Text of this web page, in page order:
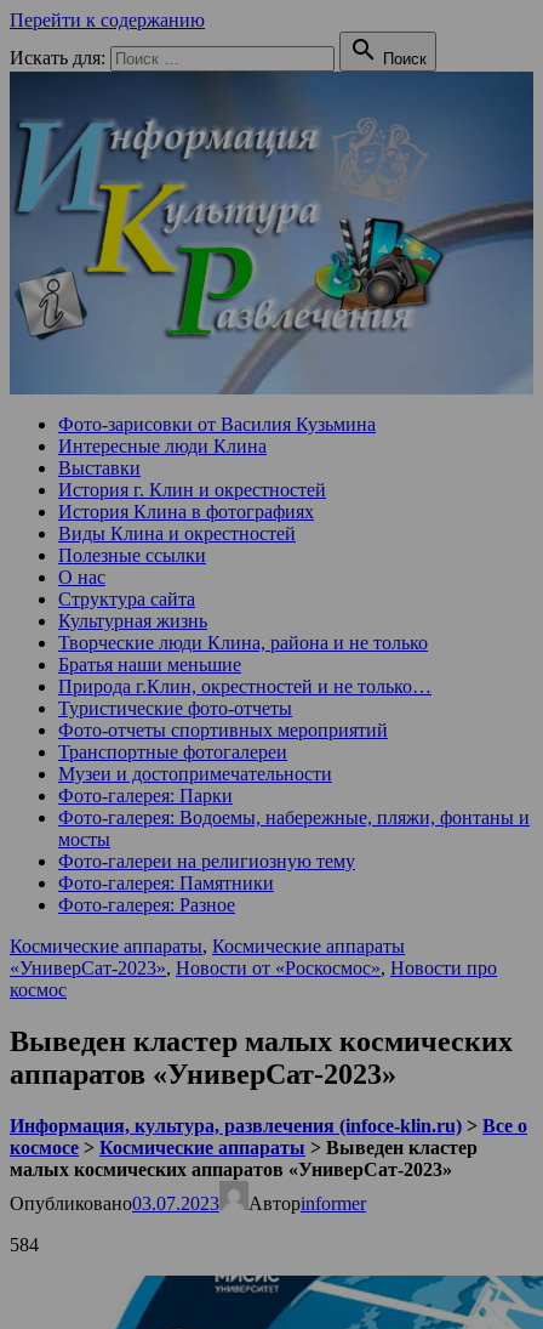
Перейти к содержанию
Искать для:
 Поиск
Фото-зарисовки от Василия Кузьмина
Интересные люди Клина
Выставки
История г. Клин и окрестностей
История Клина в фотографиях
Виды Клина и окрестностей
Полезные ссылки
О нас
Структура сайта
Культурная жизнь
Творческие люди Клина, района и не только
Братья наши меньшие
Природа г.Клин, окрестностей и не только…
Туристические фото-отчеты
Фото-отчеты спортивных мероприятий
Транспортные фотогалереи
Музеи и достопримечательности
Фото-галерея: Парки
Фото-галерея: Водоемы, набережные, пляжи, фонтаны и
мосты
Фото-галереи на религиозную тему
Фото-галерея: Памятники
Фото-галерея: Разное
Космические аппараты, Космические аппараты
«УниверСат-2023», Новости от «Роскосмос», Новости про
космос
Выведен кластер малых космических
аппаратов «УниверСат-2023»
Информация, культура, развлечения (infoce-klin.ru) > Все о
космосе > Космические аппараты > Выведен кластер
малых космических аппаратов «УниверСат-2023»
Опубликовано03.07.2023 Авторinformer
584